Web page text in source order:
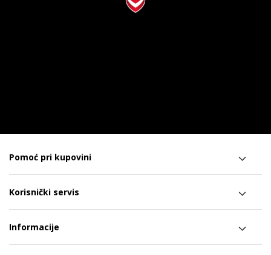
Pomoć pri kupovini
Korisnički servis
Informacije